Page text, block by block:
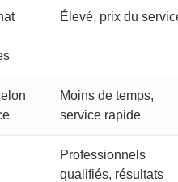
Élevé, prix du
Moins de temps,
service rapide
Professionnels
qualifiés, résultats